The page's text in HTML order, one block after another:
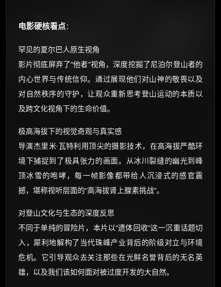
电影硬核看点：
罕见的夏尔巴人原生视角
影片彻底屏弃了“他者”视角，深度挖掘了尼泊尔登山者的
内心世界与传统信仰。通过展现他们对山神的敬畏以及
对自然秩序的守护，让观众重新思考登山运动的本质以
及跨文化视角下的生命价值。
极高海拔下的视觉奇观与真实感
导演杰里米·瓦特利用顶尖的摄影技术，在高海拔严酷环
境下捕捉到了极具张力的画面。从冰川裂缝的幽光到峰
顶冰雪的咆哮，每一帧影像都带给人沉浸式的感官震
撼，堪称视听层面的“高海拔肾上腺素挑战”。
对登山文化与生态的深度反思
不同于单纯的冒险片，本片以“遗体回收”这一沉重话题切
入，犀利地解构了当代珠峰产业背后的阶级对立与环境
危机。它引导观众去关注那些在光鲜名誉背后的无名英
雄，以及我们该如何面对被过度开发的大自然。